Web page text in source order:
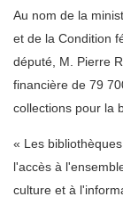
Au nom de la
et de la Condition
député, M. Pierre
financière de 79
collections pour la
« Les
l'accès à
culture et à